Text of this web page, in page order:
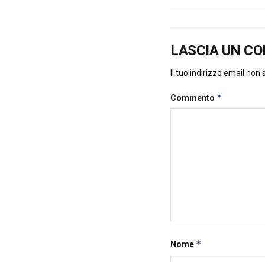
LASCIA UN
Il tuo indirizzo email non
Commento *
Nome *